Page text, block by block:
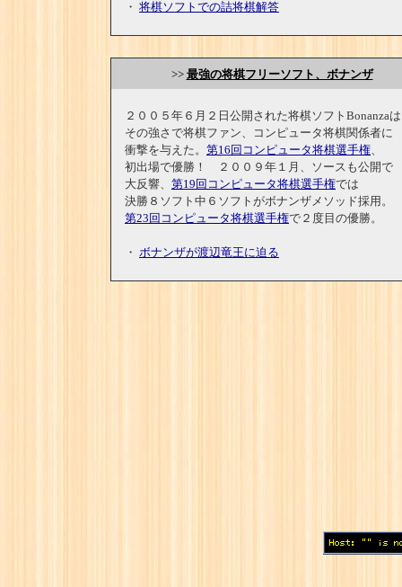
・ 将棋ソフトでの詰将棋解答
>> 最強の将棋フリーソフト、ボナンザ
２００５年６月２日公開された将棋ソフトBonanza
その強さで将棋ファン、コンピュータ将棋関係者に
衝撃を与えた。 第16回コンピュータ将棋選手権、
初出場で優勝！ ２００９年１月、ソースも公開で
大反響、 第19回コンピュータ将棋選手権では
決勝８ソフト中６ソフトがボナンザメソッド採用。
第23回コンピュータ将棋選手権で２度目の優勝。
・ ボナンザが渡辺竜王に迫る